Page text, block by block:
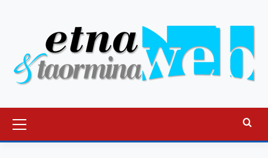
principale